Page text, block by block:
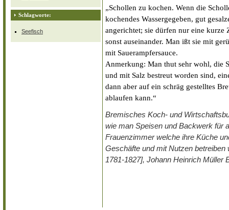
Schlagworte:
Seefisch
„Schollen zu kochen. Wenn die
kochendes Wassergegeben, gut
angerichtet; sie dürfen nur eine
sonst auseinander. Man ißt sie mit
mit Sauerampfersauce.
Anmerkung: Man thut sehr wohl, die
und mit Salz bestreut worden sind,
dann aber auf ein schräg gestelltes
ablaufen kann.“
Bremisches Koch- und
wie man Speisen und Backwerk für
Frauenzimmer welche ihre Küche
Geschäfte und mit Nutzen
1781-1827], Johann Heinrich Müller